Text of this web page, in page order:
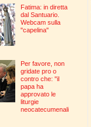
Fatima: in diretta
dal Santuario.
Webcam sulla
"capelina"
Per favore, non
gridate pro o
contro che: "il
papa ha
approvato le
liturgie
neocatecumenali